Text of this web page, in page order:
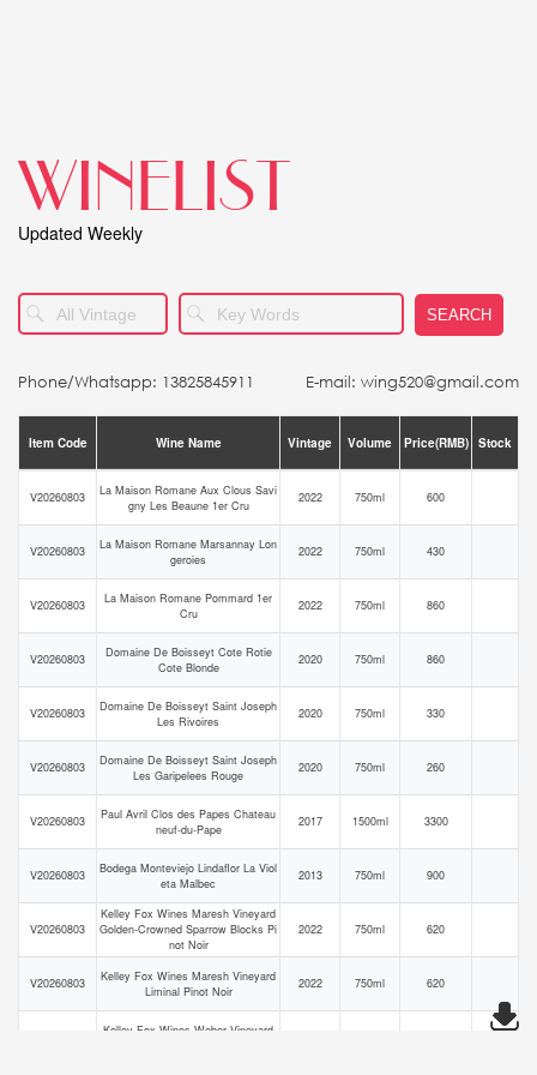
WINELIST
Updated Weekly
SEARCH
Phone/Whatsapp: 13825845911 E-mail: wing520@gmail.com
Item Code Wine Name Vintage Volume Price(RMB) Stock
V20260803
La Maison Romane Aux Clous Savi
gny Les Beaune 1er Cru
2022 750ml 600
V20260803
La Maison Romane Marsannay Lon
geroies
2022 750ml 430
V20260803
La Maison Romane Pommard 1er
Cru
2022 750ml 860
V20260803
Domaine De Boisseyt Cote Rotie
Cote Blonde
2020 750ml 860
V20260803
Domaine De Boisseyt Saint Joseph
Les Rivoires
2020 750ml 330
V20260803
Domaine De Boisseyt Saint Joseph
Les Garipelees Rouge
2020 750ml 260
V20260803
Paul Avril Clos des Papes Chateau
neuf-du-Pape
2017 1500ml 3300
V20260803
Bodega Monteviejo Lindaflor La Viol
eta Malbec
2013 750ml 900
V20260803
Kelley Fox Wines Maresh Vineyard
Golden-Crowned Sparrow Blocks Pi
not Noir
2022 750ml 620
V20260803
Kelley Fox Wines Maresh Vineyard
Liminal Pinot Noir
2022 750ml 620
Kelley Fox Wines Weber Vineyard